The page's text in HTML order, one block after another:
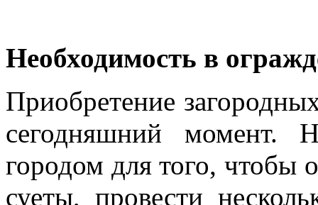
Необходимость в
Приобретение
сегодняшний момент.
городом для того, чтобы
суеты, провести